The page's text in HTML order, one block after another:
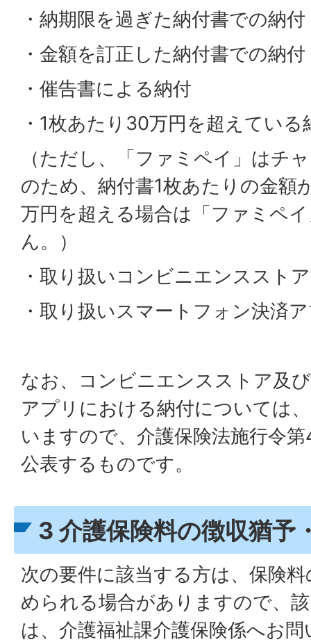
・納期限を過ぎた納付書での納付
・金額を訂正した納付書での納付
・催告書による納付
・1枚あたり30万円を超えてい
（ただし、「ファミペイ」はチ
のため、納付書1枚あたりの金額
万円を超える場合は「ファミペ
ん。）
・取り扱いコンビニエンススト
・取り扱いスマートフォン決済
なお、コンビニエンスストア及
アプリにおける納付については
いますので、介護保険法施行令
公表するものです。
3 介護保険料の徴収猶予
次の要件に該当する方は、保険
められる場合がありますので、
は、介護福祉課介護保険係へお